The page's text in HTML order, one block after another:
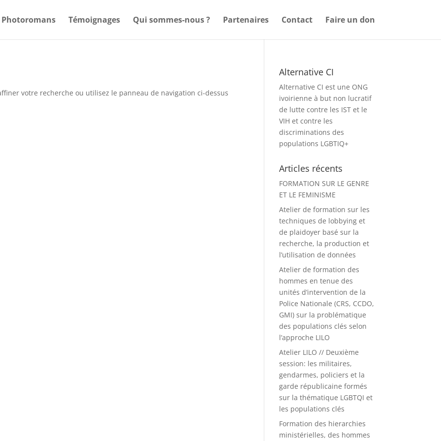
Photoromans Témoignages Qui sommes-nous ? Partenaires Contact Faire un don
votre recherche ou utilisez le panneau de navigation ci-dessus
Alternative CI
Alternative CI est une ONG
ivoirienne à but non lucratif
de lutte contre les IST et le
VIH et contre les
discriminations des
populations LGBTIQ+
Articles récents
FORMATION SUR LE GENRE
ET LE FEMINISME
Atelier de formation sur les
techniques de lobbying et
de plaidoyer basé sur la
recherche, la production et
l’utilisation de données
Atelier de formation des
hommes en tenue des
unités d’intervention de la
Police Nationale (CRS, CCDO,
GMI) sur la problématique
des populations clés selon
l’approche LILO
Atelier LILO // Deuxième
session: les militaires,
gendarmes, policiers et la
garde républicaine formés
sur la thématique LGBTQI et
les populations clés
Formation des hierarchies
ministérielles, des hommes